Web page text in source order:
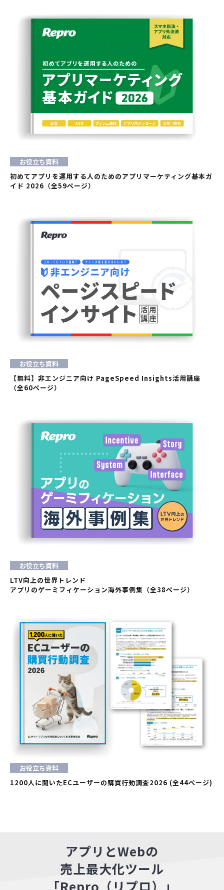
お役立ち資料
初めてアプリを運用する人のためのアプリマーケティング基本ガ
イド 2026（全59ページ）
お役立ち資料
【無料】非エンジニア向け PageSpeed Insights活用講座
（全60ページ）
お役立ち資料
LTV向上の世界トレンド
アプリのゲーミフィケーション海外事例集（全38ページ）
お役立ち資料
1200人に聞いたECユーザーの購買行動調査2026 (全44ページ)
アプリとWebの
売上最大化ツール
「Repro（リプロ）」